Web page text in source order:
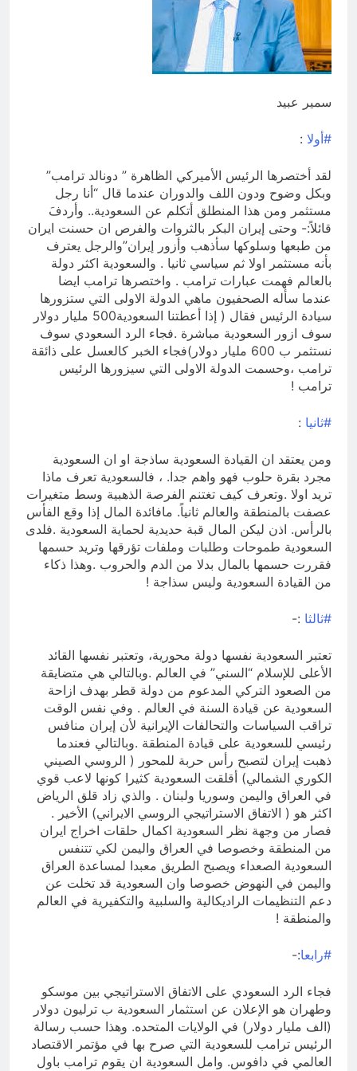
أوصلهم للانتصار وسيوصلهم
سمير عبيد
#أولا :
لقد أختصرها الرئيس الأميركي الظاهرة ” دونالد ترامب”
وبكل وضوح ودون اللف والدوران عندما قال “أنا رجل
مستثمر ومن هذا المنطلق أتكلم عن السعودية.. وأردفَ
قائلاً:- وحتى إيران البكر بالثروات والفرص ان حسنت ايران
من طبعها وسلوكها سأذهب وأزور إيران”والرجل يعترف
بأنه مستثمر اولا ثم سياسي ثانيا . والسعودية اكثر دولة
بالعالم فهمت عبارات ترامب . واختصرها ترامب ايضا
عندما سأله الصحفيون ماهي الدولة الاولى التي ستزورها
سيادة الرئيس فقال ( إذا أعطتنا السعودية500 مليار دولار
سوف ازور السعودية مباشرة .فجاء الرد السعودي سوف
نستثمر ب 600 مليار دولار)فجاء الخبر كالعسل على ذائقة
ترامب ،وحسمت الدولة الاولى التي سيزورها الرئيس
ترامب !
#ثانيا :
ومن يعتقد ان القيادة السعودية ساذجة او ان السعودية
مجرد بقرة حلوب فهو واهم جدا. ، فالسعودية تعرف ماذا
تريد اولا .وتعرف كيف تغتنم الفرصة الذهبية وسط متغيرات
عصفت بالمنطقة والعالم ثانياً. مافائدة المال إذا وقع الفأس
بالرأس. اذن ليكن المال قبة حديدية لحماية السعودية .فلدى
السعودية طموحات وطلبات وملفات تؤرقها وتريد حسمها
فقررت حسمها بالمال بدلا من الدم والحروب .وهذا ذكاء
من القيادة السعودية وليس سذاجة !
#ثالثا :-
تعتبر السعودية نفسها دولة محورية، وتعتبر نفسها القائد
الأعلى للإسلام “السني” في العالم .وبالتالي هي متضايقة
من الصعود التركي المدعوم من دولة قطر بهدف ازاحة
السعودية عن قيادة السنة في العالم . وفي نفس الوقت
تراقب السياسات والتحالفات الإيرانية لأن إيران منافس
رئيسي للسعودية على قيادة المنطقة .وبالتالي فعندما
ذهبت إيران لتصبح رأس حربة للمحور ( الروسي الصيني
الكوري الشمالي) أقلقت السعودية كثيرا كونها لاعب قوي
في العراق واليمن وسوريا ولبنان . والذي زاد قلق الرياض
اكثر هو ( الاتفاق الاستراتيجي الروسي الايراني) الأخير .
فصار من وجهة نظر السعودية اكمال حلقات اخراج ايران
من المنطقة وخصوصا في العراق واليمن لكي تتنفس
السعودية الصعداء ويصبح الطريق معبدا لمساعدة العراق
واليمن في النهوض خصوصا وان السعودية قد تخلت عن
دعم التنظيمات الراديكالية والسلبية والتكفيرية في العالم
والمنطقة !
#رابعا:-
فجاء الرد السعودي على الاتفاق الاستراتيجي بين موسكو
وطهران هو الإعلان عن استثمار السعودية ب ترليون دولار
(الف مليار دولار) في الولايات المتحده. وهذا حسب رسالة
الرئيس ترامب للسعودية التي صرح بها في مؤتمر الاقتصاد
العالمي في دافوس. وامل السعودية ان يقوم ترامب باول